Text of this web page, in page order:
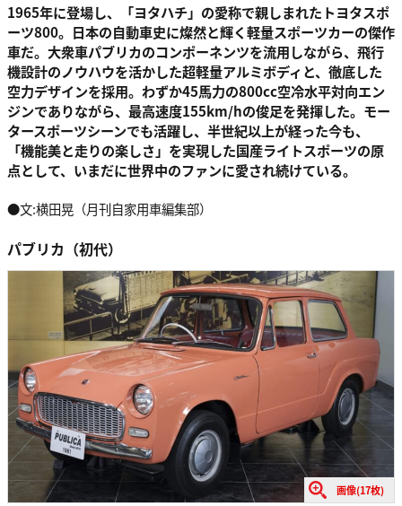
1965年に登場し、「ヨタハチ」の愛称で親しまれたトヨタスポ
ーツ800。日本の自動車史に燦然と輝く軽量スポーツカーの傑作
車だ。大衆車パブリカのコンポーネンツを流用しながら、飛行
機設計のノウハウを活かした超軽量アルミボディと、徹底した
空力デザインを採用。わずか45馬力の800cc空冷水平対向エン
ジンでありながら、最高速度155km/hの俊足を発揮した。モー
タースポーツシーンでも活躍し、半世紀以上が経った今も、
「機能美と走りの楽しさ」を実現した国産ライトスポーツの原
点として、いまだに世界中のファンに愛され続けている。
●文:横田晃（月刊自家用車編集部）
パブリカ（初代）
画像(17枚)